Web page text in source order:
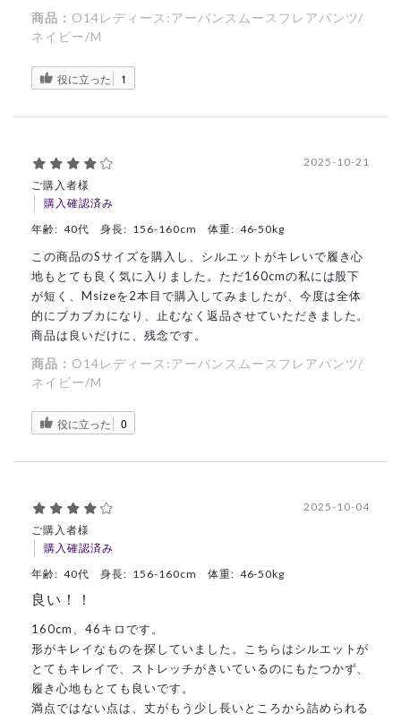
商品： O14レディース:アーバンスムースフレアパンツ/
ネイビー/M
役に立った 1
ご購入者様
購入確認済み
2025-10-21
年齢: 40代 身長: 156-160cm 体重: 46-50kg
この商品のSサイズを購入し、シルエットがキレいで履き心
地もとても良く気に入りました。ただ160cmの私には股下
が短く、Msizeを2本目で購入してみましたが、今度は全体
的にブカブカになり、止むなく返品させていただきました。
商品は良いだけに、残念です。
商品： O14レディース:アーバンスムースフレアパンツ/
ネイビー/M
役に立った 0
ご購入者様
購入確認済み
2025-10-04
年齢: 40代 身長: 156-160cm 体重: 46-50kg
良い！！
160cm、46キロです。
形がキレイなものを探していました。こちらはシルエットが
とてもキレイで、ストレッチがきいているのにもたつかず、
履き心地もとても良いです。
満点ではない点は、丈がもう少し長いところから詰められる